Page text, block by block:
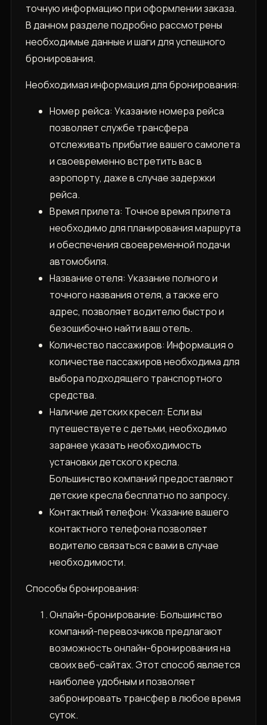
точную информацию при оформлении заказа.
В данном разделе подробно рассмотрены
необходимые данные и шаги для успешного
бронирования.
Необходимая информация для бронирования:
Номер рейса: Указание номера рейса
позволяет службе трансфера
отслеживать прибытие вашего самолета
и своевременно встретить вас в
аэропорту‚ даже в случае задержки
рейса.
Время прилета: Точное время прилета
необходимо для планирования маршрута
и обеспечения своевременной подачи
автомобиля.
Название отеля: Указание полного и
точного названия отеля‚ а также его
адрес‚ позволяет водителю быстро и
безошибочно найти ваш отель.
Количество пассажиров: Информация о
количестве пассажиров необходима для
выбора подходящего транспортного
средства.
Наличие детских кресел: Если вы
путешествуете с детьми‚ необходимо
заранее указать необходимость
установки детского кресла.
Большинство компаний предоставляют
детские кресла бесплатно по запросу.
Контактный телефон: Указание вашего
контактного телефона позволяет
водителю связаться с вами в случае
необходимости.
Способы бронирования:
Онлайн-бронирование: Большинство
компаний-перевозчиков предлагают
возможность онлайн-бронирования на
своих веб-сайтах. Этот способ является
наиболее удобным и позволяет
забронировать трансфер в любое время
суток.